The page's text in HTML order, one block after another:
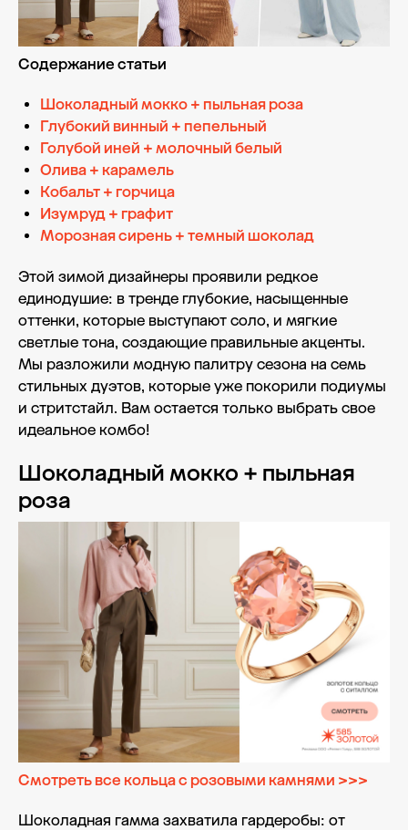
Содержание статьи
Шоколадный мокко + пыльная роза
Глубокий винный + пепельный
Голубой иней + молочный белый
Олива + карамель
Кобальт + горчица
Изумруд + графит
Морозная сирень + темный шоколад
Этой зимой дизайнеры проявили редкое
единодушие: в тренде глубокие, насыщенные
оттенки, которые выступают соло, и мягкие
светлые тона, создающие правильные акценты.
Мы разложили модную палитру сезона на семь
стильных дуэтов, которые уже покорили подиумы
и стритстайл. Вам остается только выбрать свое
идеальное комбо!
Шоколадный мокко + пыльная
роза
Смотреть все кольца с розовыми камнями >>>
Шоколадная гамма захватила гардеробы: от